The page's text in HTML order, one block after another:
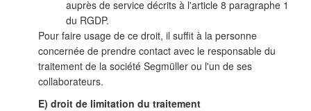
auprès de service décrits à l'article 8 paragraphe 1
du RGDP.
Pour faire usage de ce droit, il suffit à la personne
concernée de prendre contact avec le responsable du
traitement de la société Segmüller ou l'un de ses
collaborateurs.
E) droit de limitation du traitement